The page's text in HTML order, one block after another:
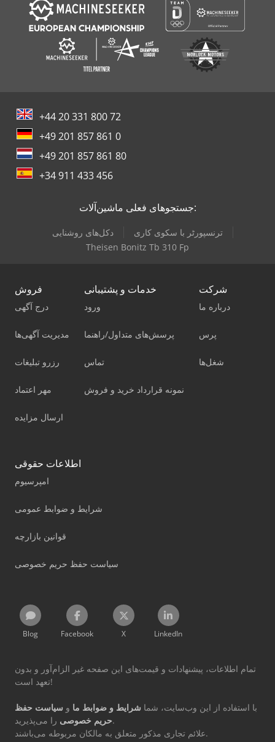
+44 20 331 800 72
+49 201 857 861 0
+49 201 857 861 80
+34 911 433 456
جستجوهای فعلی ماشین‌آلات:
دکل‌های روشنایی
ترنسپورٹر با سکوی کاری
Theisen Bonitz Tb 310 Fp
فروش
درج آگهی
مدیریت آگهی‌ها
رزرو تبلیغات
مهر اعتماد
ارسال مزایده
خدمات و پشتیبانی
ورود
پرسش‌های متداول/راهنما
تماس
نمونه قرارداد خرید و فروش
شرکت
درباره ما
پرس
شغل‌ها
اطلاعات حقوقی
امپرسیوم
شرایط و ضوابط عمومی
قوانین بازارچه
سیاست حفظ حریم خصوصی
Blog Facebook X LinkedIn
تمام اطلاعات، پیشنهادات و قیمت‌های این صفحه غیر الزام‌آور و بدون
تعهد است!
با استفاده از این وب‌سایت، شما شرایط و ضوابط ما و سیاست حفظ
حریم خصوصیرا می‌پذیرید.
علائم تجاری مذکور متعلق به مالکان مربوطه می‌باشند.